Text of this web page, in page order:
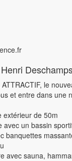
le
et entre dans une
extérieur de 50m
avec un bassin
banquettes
avec sauna,